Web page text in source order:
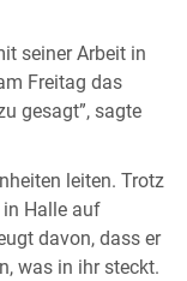
seiner Arbeit in
Freitag das
gesagt”, sagte
leiten. Trotz
Halle auf
davon, dass er
was in ihr steckt.